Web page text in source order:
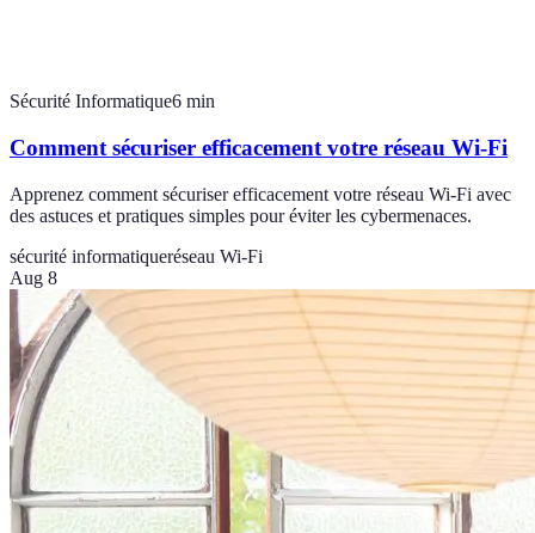
Sécurité Informatique6 min
Comment sécuriser efficacement votre réseau Wi-Fi
Apprenez comment sécuriser efficacement votre réseau Wi-Fi avec
des astuces et pratiques simples pour éviter les cybermenaces.
sécurité informatiqueréseau Wi-Fi
Aug 8